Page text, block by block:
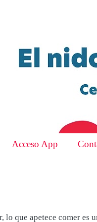
Acceso App
lo que apetece comer es